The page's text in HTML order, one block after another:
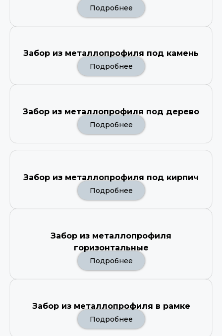
Подробнее
Забор из металлопрофиля под камень
Подробнее
Забор из металлопрофиля под дерево
Подробнее
Забор из металлопрофиля под кирпич
Подробнее
Забор из металлопрофиля
горизонтальные
Подробнее
Забор из металлопрофиля в рамке
Подробнее